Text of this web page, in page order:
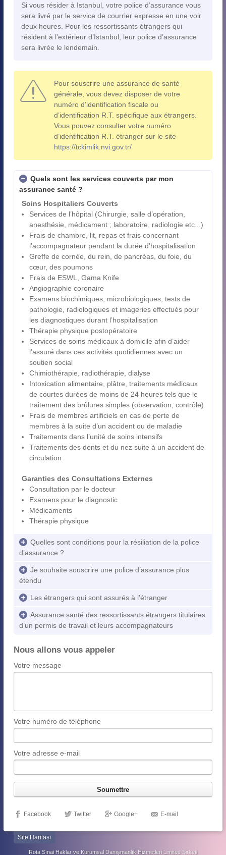
Si vous résider à Istanbul, votre police d’assurance vous
sera livré par le service de courrier expresse en une voir
deux heures. Pour les ressortissants étrangers qui
résident à l’extérieur d’Istanbul, leur police d’assurance
sera livrée le lendemain.
Pour souscrire une assurance de santé
générale, vous devez disposer de votre
numéro d’identification fiscale ou
d’identification R.T. spécifique aux étrangers.
Vous pouvez consulter votre numéro
d’identification R.T. étranger sur le site
https://tckimlik.nvi.gov.tr/
Quels sont les services couverts par mon
assurance santé ?
Soins Hospitaliers Couverts
Services de l’hôpital (Chirurgie, salle d’opération,
anesthésie, médicament ; laboratoire, radiologie etc...)
Frais de chambre, lit, repas et frais concernant
l’accompagnateur pendant la durée d’hospitalisation
Greffe de cornée, du rein, de pancréas, du foie, du
cœur, des poumons
Frais de ESWL, Gama Knife
Angiographie coronaire
Examens biochimiques, microbiologiques, tests de
pathologie, radiologiques et imageries effectués pour
les diagnostiques durant l’hospitalisation
Thérapie physique postopératoire
Services de soins médicaux à domicile afin d’aider
l’assuré dans ces activités quotidiennes avec un
soutien social
Chimiothérapie, radiothérapie, dialyse
Intoxication alimentaire, plâtre, traitements médicaux
de courtes durées de moins de 24 heures tels que le
traitement des brûlures simples (observation, contrôle)
Frais de membres artificiels en cas de perte de
membres à la suite d’un accident ou de maladie
Traitements dans l’unité de soins intensifs
Traitements des dents et du nez suite à un accident de
circulation
Garanties des Consultations Externes
Consultation par le docteur
Examens pour le diagnostic
Médicaments
Thérapie physique
Quelles sont conditions pour la résiliation de la police
d’assurance ?
Je souhaite souscrire une police d’assurance plus
étendu
Les étrangers qui sont assurés à l’étranger
Assurance santé des ressortissants étrangers titulaires
d’un permis de travail et leurs accompagnateurs
Nous allons vous appeler
Votre message
Votre numéro de téléphone
Votre adresse e-mail
Facebook Twitter Google+ E-mail
Site Haritası
Rota Sınai Haklar ve Kurumsal Danışmanlık Hizmetleri Limited Şirketi